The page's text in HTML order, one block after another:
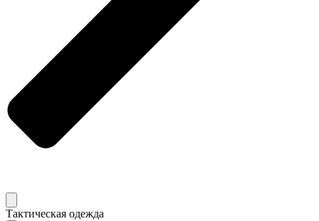
Тактическая одежда